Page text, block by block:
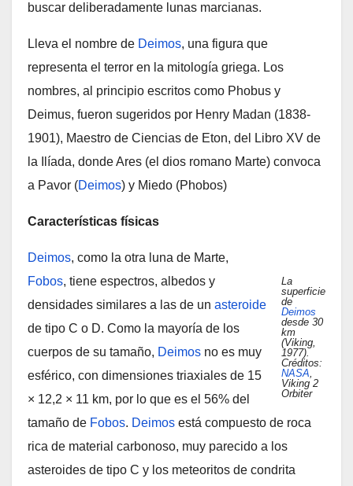
buscar deliberadamente lunas marcianas.
Lleva el nombre de Deimos, una figura que
representa el terror en la mitología griega. Los
nombres, al principio escritos como Phobus y
Deimus, fueron sugeridos por Henry Madan (1838-
1901), Maestro de Ciencias de Eton, del Libro XV de
la Ilíada, donde Ares (el dios romano Marte) convoca
a Pavor (Deimos) y Miedo (Phobos)
Características físicas
La
superficie
de
Deimos
desde 30
km
(Viking,
1977).
Créditos:
NASA,
Viking 2
Orbiter
Deimos, como la otra luna de Marte,
Fobos, tiene espectros, albedos y
densidades similares a las de un asteroide
de tipo C o D. Como la mayoría de los
cuerpos de su tamaño, Deimos no es muy
esférico, con dimensiones triaxiales de 15
× 12,2 × 11 km, por lo que es el 56% del
tamaño de Fobos. Deimos está compuesto de roca
rica de material carbonoso, muy parecido a los
asteroides de tipo C y los meteoritos de condrita